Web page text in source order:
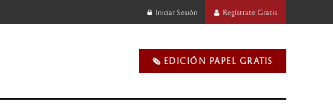
Iniciar Sesión Regístrate Gratis
🗞️ EDICIÓN PAPEL GRATIS